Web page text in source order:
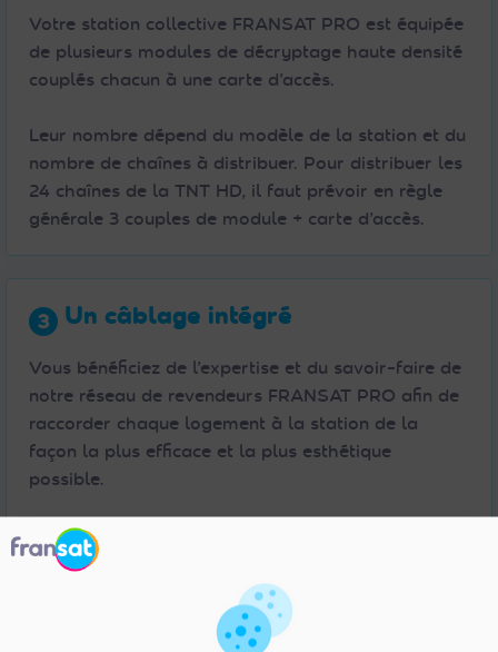
Votre station collective FRANSAT PRO est équipée
de plusieurs modules de décryptage haute densité
couplés chacun à une carte d’accès.
Leur nombre dépend du modèle de la station et du
nombre de chaînes à distribuer. Pour distribuer les
24 chaînes de la TNT HD, il faut prévoir en règle
générale 3 couples de module + carte d’accès.
Un câblage intégré
Vous bénéficiez de l’expertise et du savoir-faire de
notre réseau de revendeurs FRANSAT PRO afin de
raccorder chaque logement à la station de la
façon la plus efficace et la plus esthétique
possible.
Le revendeur FRANSAT PRO utilisera au maximum
des gaines existantes, et il pourra également
réaliser des saignées ou des poses de gaines
extérieures si nécessaire. Son but : réaliser la
meilleure installation possible, avec vous, selon